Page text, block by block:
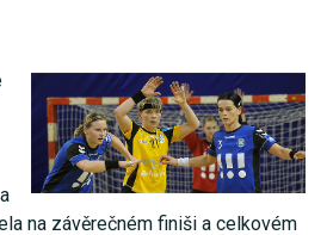
na závěrečném finiši a celkovém